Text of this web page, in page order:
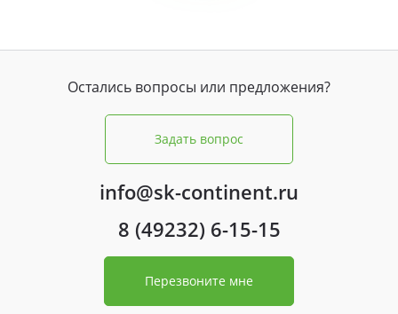
Онлайн-запись
Остались вопросы или предложения?
Задать вопрос
info@sk-continent.ru
8 (49232) 6-15-15
Перезвоните мне